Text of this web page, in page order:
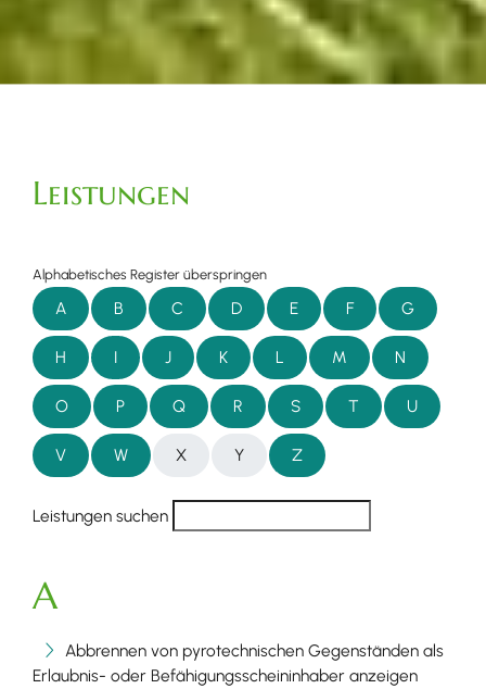
Leistungen
Alphabetisches Register überspringen
A B C D E F G
H I J K L M N
O P Q R S T U
V W X Y Z
Leistungen suchen
A
Abbrennen von pyrotechnischen Gegenständen als
Erlaubnis- oder Befähigungsscheininhaber anzeigen